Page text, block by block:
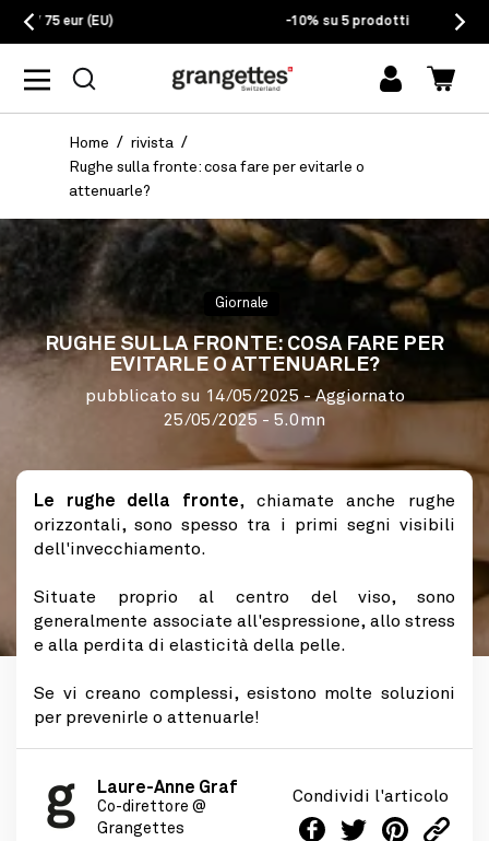
-10% su 5 prodotti
Accedi
Home
rivista
Rughe sulla fronte: cosa fare per evitarle o
attenuarle?
Giornale
RUGHE SULLA FRONTE: COSA FARE PER
EVITARLE O ATTENUARLE?
pubblicato su 14/05/2025 - Aggiornato
25/05/2025 - 5.0mn
Le rughe della fronte, chiamate anche rughe
orizzontali, sono spesso tra i primi segni visibili
dell'invecchiamento.
Situate proprio al centro del viso, sono
generalmente associate all'espressione, allo stress
e alla perdita di elasticità della pelle.
Se vi creano complessi, esistono molte soluzioni
per prevenirle o attenuarle!
Laure-Anne Graf
Co-direttore @
Grangettes
Condividi l'articolo